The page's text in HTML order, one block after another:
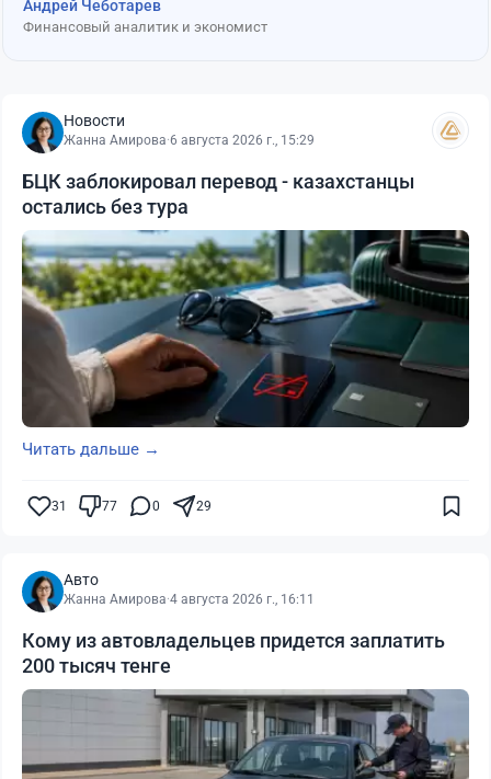
Андрей Чеботарев
Финансовый аналитик и экономист
Новости
Жанна Амирова·6 августа 2026 г., 15:29
БЦК заблокировал перевод - казахстанцы
остались без тура
Читать дальше →
31 77 0 29
Авто
Жанна Амирова·4 августа 2026 г., 16:11
Кому из автовладельцев придется заплатить
200 тысяч тенге